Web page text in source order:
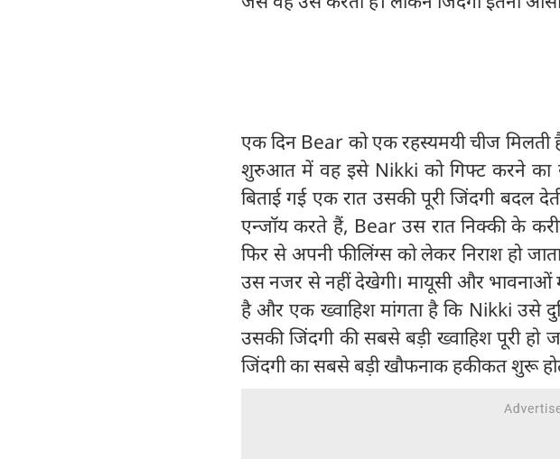
एक दिन Bear को एक रहस्यमयी चीज मिलती
शुरुआत में वह इसे Nikki को गिफ्ट करने का
बिताई गई एक रात उसकी पूरी जिंदगी बदल
एन्जॉय करते हैं, Bear उस रात निक्की के
फिर से अपनी फीलिंग्स को लेकर निराश हो
उस नजर से नहीं देखेगी। मायूसी और
है और एक ख्वाहिश मांगता है कि Nikki उसे
उसकी जिंदगी की सबसे बड़ी ख्वाहिश पूरी
जिंदगी का सबसे बड़ी खौफनाक हकीकत शुरू